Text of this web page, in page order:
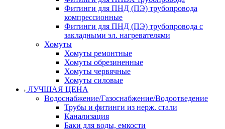
Фитинги для ПНД (ПЭ) трубопровода
компрессионные
Фитинги для ПНД (ПЭ) трубопровода с
закладными эл. нагревателями
Хомуты
Хомуты ремонтные
Хомуты обрезиненные
Хомуты червячные
Хомуты силовые
ЛУЧШАЯ ЦЕНА
Водоснабжение/Газоснабжение/Водоотведение
Трубы и фитинги из нерж. стали
Канализация
Баки для воды, емкости